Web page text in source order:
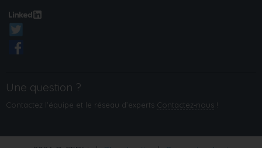
Une question ?
Contactez l'équipe et le réseau d’experts Contactez‑nous !